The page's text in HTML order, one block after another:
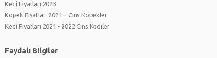
Kedi Fiyatları 2023
Köpek Fiyatları 2021 – Cins Köpekler
Kedi Fiyatları 2021 - 2022 Cins Kediler
Faydalı Bilgiler